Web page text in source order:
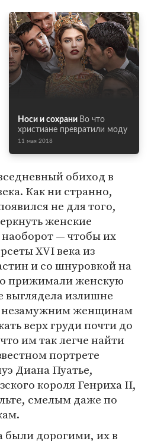
Носи и сохрани Во что
христиане превратили моду
11 мая 2018
обиход в
Как ни странно,
не для того,
женские
наоборот — чтобы их
XVI века из
и со шнуровкой на
прижимали женскую
выглядела излишне
женщинам
верх груди почти до
им так легче найти
портрете
Диана Пуатье,
короля Генриха II,
смелым даже по
были дорогими, их в